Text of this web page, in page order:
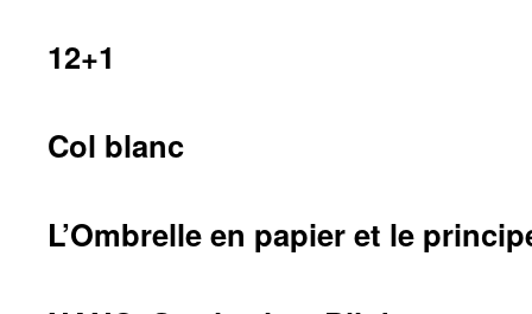
12+1
Col blanc
L’Ombrelle en papier et le